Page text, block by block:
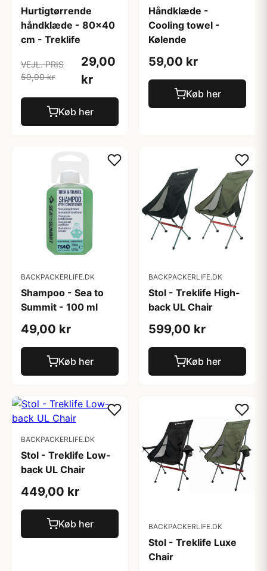
Hurtigtørrende
håndklæde - 80x40
cm - Treklife
VEJL. PRIS
59,00 kr
29,00
kr
Køb her
Håndklæde -
Cooling towel -
Kølende
59,00 kr
Køb her
BACKPACKERLIFE.DK
Shampoo - Sea to
Summit - 100 ml
49,00 kr
Køb her
BACKPACKERLIFE.DK
Stol - Treklife High-
back UL Chair
599,00 kr
Køb her
BACKPACKERLIFE.DK
Stol - Treklife Low-
back UL Chair
449,00 kr
Køb her BACKPACKERLIFE.DK
Stol - Treklife Luxe
Chair